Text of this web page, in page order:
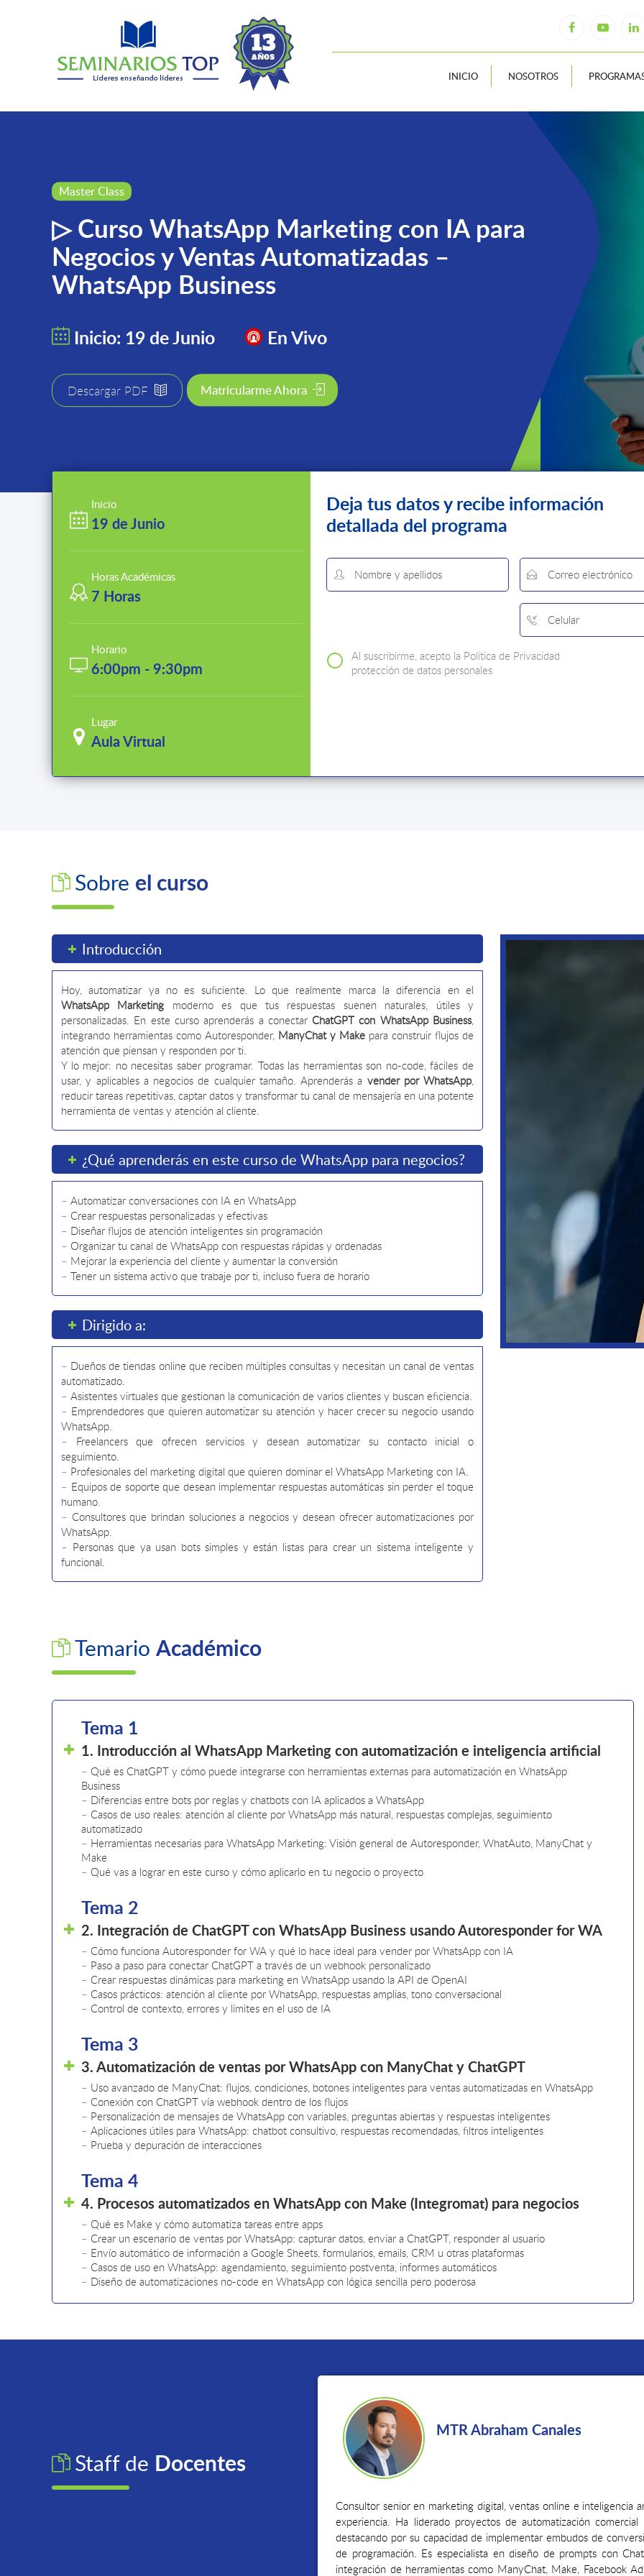
INICIO NOSOTROS
Master Class
▷ Curso WhatsApp Marketing con IA para
Negocios y Ventas Automatizadas –
WhatsApp Business
Inicio: 19 de Junio En Vivo
Descargar PDF Matricularme Ahora
Inicio
19 de Junio
Horas Académicas
7 Horas
Horario
6:00pm - 9:30pm
Lugar
Aula Virtual
Deja tus datos y recibe información
detallada del programa
Al suscribirme, acepto la Política de Privacidad
protección de datos personales
Sobre el curso
Introducción
Hoy, automatizar ya no es suficiente. Lo que realmente marca la diferencia en el
WhatsApp Marketing moderno es que tus respuestas suenen naturales, útiles y
personalizadas. En este curso aprenderás a conectar ChatGPT con WhatsApp Business,
integrando herramientas como Autoresponder, ManyChat y Make para construir flujos de
atención que piensan y responden por ti.
Y lo mejor: no necesitas saber programar. Todas las herramientas son no-code, fáciles de
usar, y aplicables a negocios de cualquier tamaño. Aprenderás a vender por WhatsApp,
reducir tareas repetitivas, captar datos y transformar tu canal de mensajería en una potente
herramienta de ventas y atención al cliente.
¿Qué aprenderás en este curso de WhatsApp para negocios?
– Automatizar conversaciones con IA en WhatsApp
– Crear respuestas personalizadas y efectivas
– Diseñar flujos de atención inteligentes sin programación
– Organizar tu canal de WhatsApp con respuestas rápidas y ordenadas
– Mejorar la experiencia del cliente y aumentar la conversión
– Tener un sistema activo que trabaje por ti, incluso fuera de horario
Dirigido a:
– Dueños de tiendas online que reciben múltiples consultas y necesitan un canal de ventas
automatizado.
– Asistentes virtuales que gestionan la comunicación de varios clientes y buscan eficiencia.
– Emprendedores que quieren automatizar su atención y hacer crecer su negocio usando
WhatsApp.
– Freelancers que ofrecen servicios y desean automatizar su contacto inicial o
seguimiento.
– Profesionales del marketing digital que quieren dominar el WhatsApp Marketing con IA.
– Equipos de soporte que desean implementar respuestas automáticas sin perder el toque
humano.
– Consultores que brindan soluciones a negocios y desean ofrecer automatizaciones por
WhatsApp.
– Personas que ya usan bots simples y están listas para crear un sistema inteligente y
funcional.
Temario Académico
Tema 1
1. Introducción al WhatsApp Marketing con automatización e inteligencia artificial
– Qué es ChatGPT y cómo puede integrarse con herramientas externas para automatización en WhatsApp
Business
– Diferencias entre bots por reglas y chatbots con IA aplicados a WhatsApp
– Casos de uso reales: atención al cliente por WhatsApp más natural, respuestas complejas, seguimiento
automatizado
– Herramientas necesarias para WhatsApp Marketing: Visión general de Autoresponder, WhatAuto, ManyChat y
Make
– Qué vas a lograr en este curso y cómo aplicarlo en tu negocio o proyecto
Tema 2
2. Integración de ChatGPT con WhatsApp Business usando Autoresponder for WA
– Cómo funciona Autoresponder for WA y qué lo hace ideal para vender por WhatsApp con IA
– Paso a paso para conectar ChatGPT a través de un webhook personalizado
– Crear respuestas dinámicas para marketing en WhatsApp usando la API de OpenAI
– Casos prácticos: atención al cliente por WhatsApp, respuestas amplias, tono conversacional
– Control de contexto, errores y límites en el uso de IA
Tema 3
3. Automatización de ventas por WhatsApp con ManyChat y ChatGPT
– Uso avanzado de ManyChat: flujos, condiciones, botones inteligentes para ventas automatizadas en WhatsApp
– Conexión con ChatGPT vía webhook dentro de los flujos
– Personalización de mensajes de WhatsApp con variables, preguntas abiertas y respuestas inteligentes
– Aplicaciones útiles para WhatsApp: chatbot consultivo, respuestas recomendadas, filtros inteligentes
– Prueba y depuración de interacciones
Tema 4
4. Procesos automatizados en WhatsApp con Make (Integromat) para negocios
– Qué es Make y cómo automatiza tareas entre apps
– Crear un escenario de ventas por WhatsApp: capturar datos, enviar a ChatGPT, responder al usuario
– Envío automático de información a Google Sheets, formularios, emails, CRM u otras plataformas
– Casos de uso en WhatsApp: agendamiento, seguimiento postventa, informes automáticos
– Diseño de automatizaciones no-code en WhatsApp con lógica sencilla pero poderosa
Staff de Docentes
MTR Abraham Canales
Consultor senior en marketing digital, ventas online e inteligencia
experiencia. Ha liderado proyectos de automatización
destacando por su capacidad de implementar embudos de
de programación. Es especialista en diseño de prompts con
integración de herramientas como ManyChat, Make, Facebook